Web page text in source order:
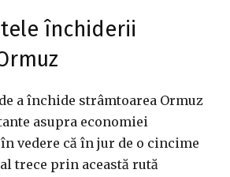
închiderii
a închide strâmtoarea Ormuz
asupra economiei
vedere că în jur de o cincime
trece prin această rută